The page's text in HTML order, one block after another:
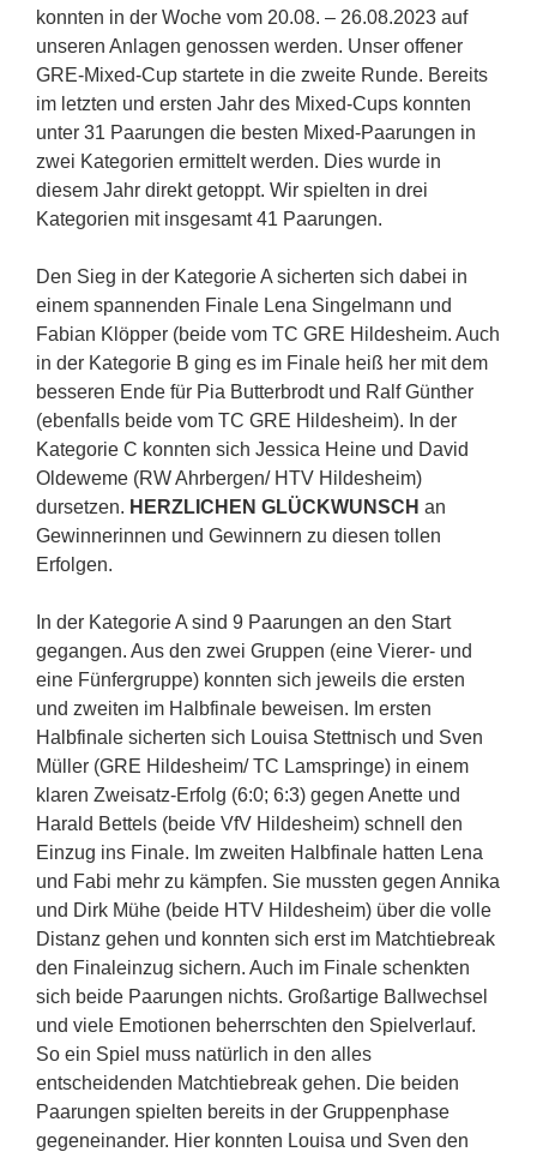
konnten in der Woche vom 20.08. – 26.08.2023 auf
unseren Anlagen genossen werden. Unser offener
GRE-Mixed-Cup startete in die zweite Runde. Bereits
im letzten und ersten Jahr des Mixed-Cups konnten
unter 31 Paarungen die besten Mixed-Paarungen in
zwei Kategorien ermittelt werden. Dies wurde in
diesem Jahr direkt getoppt. Wir spielten in drei
Kategorien mit insgesamt 41 Paarungen.
Den Sieg in der Kategorie A sicherten sich dabei in
einem spannenden Finale Lena Singelmann und
Fabian Klöpper (beide vom TC GRE Hildesheim. Auch
in der Kategorie B ging es im Finale heiß her mit dem
besseren Ende für Pia Butterbrodt und Ralf Günther
(ebenfalls beide vom TC GRE Hildesheim). In der
Kategorie C konnten sich Jessica Heine und David
Oldeweme (RW Ahrbergen/ HTV Hildesheim)
dursetzen. HERZLICHEN GLÜCKWUNSCH an
Gewinnerinnen und Gewinnern zu diesen tollen
Erfolgen.
In der Kategorie A sind 9 Paarungen an den Start
gegangen. Aus den zwei Gruppen (eine Vierer- und
eine Fünfergruppe) konnten sich jeweils die ersten
und zweiten im Halbfinale beweisen. Im ersten
Halbfinale sicherten sich Louisa Stettnisch und Sven
Müller (GRE Hildesheim/ TC Lamspringe) in einem
klaren Zweisatz-Erfolg (6:0; 6:3) gegen Anette und
Harald Bettels (beide VfV Hildesheim) schnell den
Einzug ins Finale. Im zweiten Halbfinale hatten Lena
und Fabi mehr zu kämpfen. Sie mussten gegen Annika
und Dirk Mühe (beide HTV Hildesheim) über die volle
Distanz gehen und konnten sich erst im Matchtiebreak
den Finaleinzug sichern. Auch im Finale schenkten
sich beide Paarungen nichts. Großartige Ballwechsel
und viele Emotionen beherrschten den Spielverlauf.
So ein Spiel muss natürlich in den alles
entscheidenden Matchtiebreak gehen. Die beiden
Paarungen spielten bereits in der Gruppenphase
gegeneinander. Hier konnten Louisa und Sven den